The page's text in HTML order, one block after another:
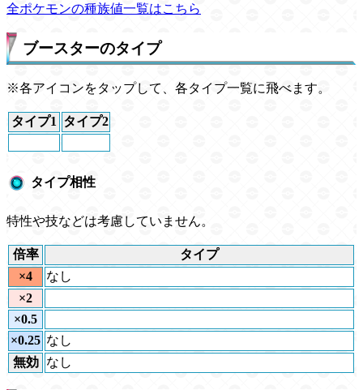
全ポケモンの種族値一覧はこちら
ブースターのタイプ
※各アイコンをタップして、各タイプ一覧に飛べます。
タイプ1 タイプ2
タイプ相性
特性や技などは考慮していません。
倍率
タイプ
×4
なし
×2
×0.5
×0.25 なし
無効
なし